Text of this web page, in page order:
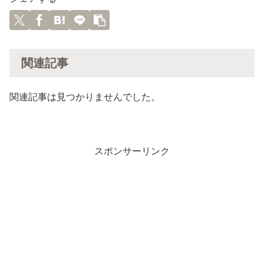
関連記事
関連記事は見つかりませんでした。
スポンサーリンク